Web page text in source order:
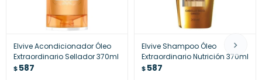
Elvive Acondicionador Óleo
Extraordinario Sellador 370ml
$587
Elvive Shampoo Óleo
Extraordinario Nutrición 370ml
$587